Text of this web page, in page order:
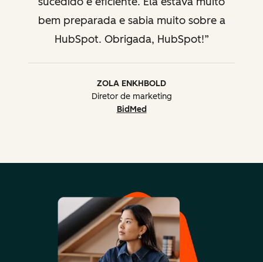
bem preparada e sabia muito sobre a
HubSpot. Obrigada, HubSpot!
ZOLA ENKHBOLD
Diretor de marketing
BidMed